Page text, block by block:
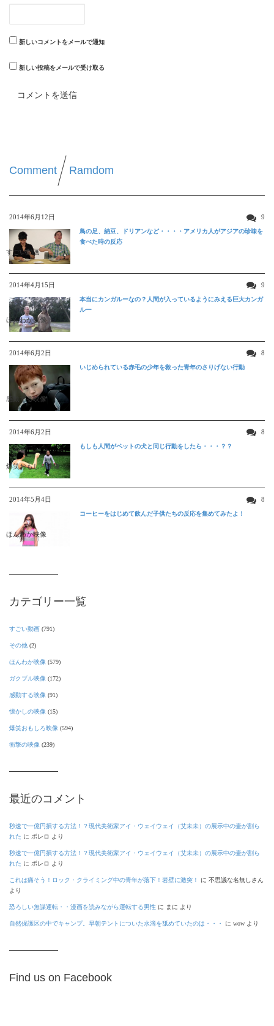
新しいコメントをメールで通知
新しい投稿をメールで受け取る
Comment Ramdom
2014年6月12日 9
すごい動画
鳥の足、納豆、ドリアンなど・・・・アメリカ人がアジアの珍味を
食べた時の反応
2014年4月15日 9
ほんわか映像
本当にカンガルーなの？人間が入っているようにみえる巨大カンガ
ルー
2014年6月2日 8
感動する映像
いじめられている赤毛の少年を救った青年のさりげない行動
2014年6月2日 8
爆笑おもしろ映像
もしも人間がペットの犬と同じ行動をしたら・・・？？
2014年5月4日 8
ほんわか映像
コーヒーをはじめて飲んだ子供たちの反応を集めてみたよ！
カテゴリー一覧
すごい動画 (791)
その他 (2)
ほんわか映像 (579)
ガクブル映像 (172)
感動する映像 (91)
懐かしの映像 (15)
爆笑おもしろ映像 (594)
衝撃の映像 (239)
最近のコメント
秒速で一億円損する方法！？現代美術家アイ・ウェイウェイ（艾未未）の展示中の壷が割ら
れた に ボレロ より
秒速で一億円損する方法！？現代美術家アイ・ウェイウェイ（艾未未）の展示中の壷が割ら
れた に ボレロ より
これは痛そう！ロック・クライミング中の青年が落下！岩壁に激突！ に 不思議な名無しさん
より
恐ろしい無謀運転・・漫画を読みながら運転する男性 に まに より
自然保護区の中でキャンプ。早朝テントについた水滴を舐めていたのは・・・ に wow より
Find us on Facebook